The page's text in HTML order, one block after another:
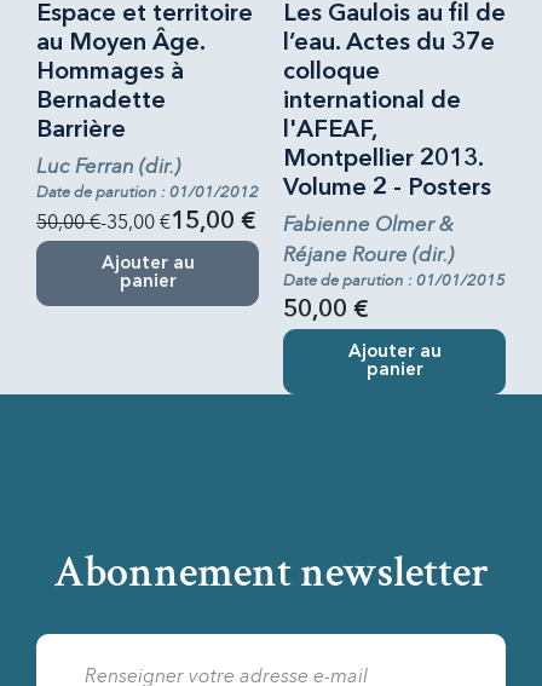
Espace et territoire
au Moyen Âge.
Hommages à
Bernadette
Barrière
Luc Ferran (dir.)
Date de parution : 01/01/2012
50,00 €-35,00 €15,00 €
Ajouter au
panier
Les Gaulois au fil de
l’eau. Actes du 37e
colloque
international de
l'AFEAF,
Montpellier 2013.
Volume 2 - Posters
Fabienne Olmer &
Réjane Roure (dir.)
Date de parution : 01/01/2015
50,00 €
Ajouter au
panier
Abonnement newsletter